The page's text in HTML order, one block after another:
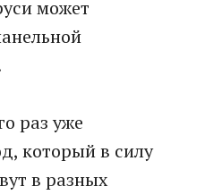
может
раз уже
который в силу
в разных